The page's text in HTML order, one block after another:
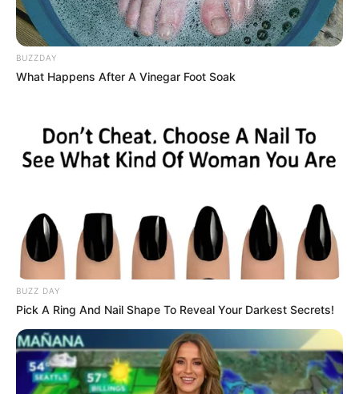
Beri Rating & Review
Daftar isi
Kim Hye Soo sebagai Jung Geum Ja
Pengacara miskin yang bergaya nyentrik, suka mencari klien
orang kaya dengan cara kerja yang serampangan
Ju Ji Hon sebagai Yoon Hee Jae
Pengacara andalan di firma hukum Song & Kim, berbakat dan
selalu menang dalam setiap persidangan. Berdedikasi tinggi dan
elegan
BUZZDAY
What Happens After A Vinegar Foot Soak
BUZZ DAY
Pick A Ring And Nail Shape To Reveal Your Darkest Secrets!